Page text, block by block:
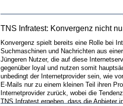
TNS Infratest: Konvergenz nicht
Konvergenz spielt bereits eine Rolle bei
Suchmaschinen und Nachrichten aus
Jüngeren Nutzer, die auf diese
gegenüber loyal und nutzen somit
unbedingt der Internetprovider sein, wie
E-Mails nur zu einem kleinen Teil ihren
Internetprovider zurück, wobei die
TNS Infratest ergeben, dass die Anbieter